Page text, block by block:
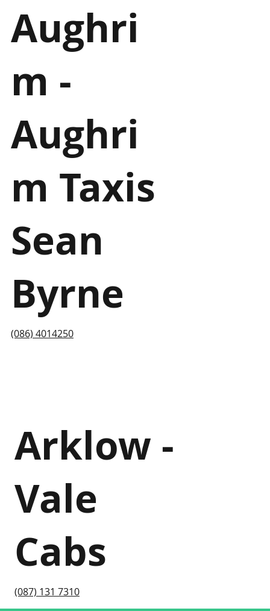
Arklow -
Vale
Cabs
(087) 131 7310
Aughri
m -
Aughri
m Taxis
Sean
Byrne
(086) 4014250